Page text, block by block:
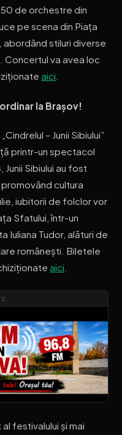
de orchestre din
pe scena din Piaţa
stiluri diverse
Concertul va avea loc
aici
la Brașov!
– Junii Sibiului”
printr-un spectacol
Junii Sibiului au fost
cultura
iubitorii de folclor vor
Sfatului, într-un
Iuliana Tudor, alături de
românești. Biletele
aici
festivalului și mai